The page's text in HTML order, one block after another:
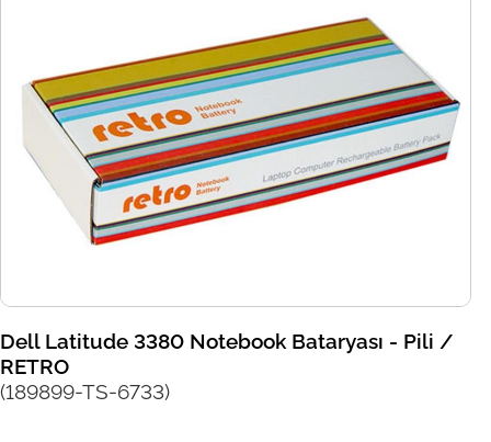
Dell Latitude 3380 Notebook Bataryası - Pili /
RETRO
(189899-TS-6733)